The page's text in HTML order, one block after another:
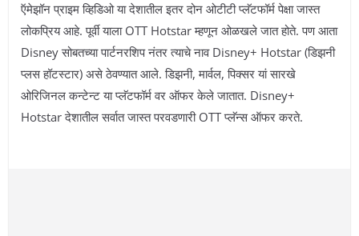
ऍमेझॉन प्राइम व्हिडिओ या देशातील इतर दोन ओटीटी प्लॅटफॉर्म पेक्षा जास्त
लोकप्रिय आहे. पूर्वी याला OTT Hotstar म्हणून ओळखले जात होते. पण आता
Disney सोबतच्या पार्टनरशिप नंतर त्याचे नाव Disney+ Hotstar (डिझनी
प्लस हॉटस्टार) असे ठेवण्यात आले. डिझनी, मार्वल, पिक्सर यां सारखे
ओरिजिनल कन्टेन्ट या प्लॅटफॉर्म वर ऑफर केले जातात. Disney+
Hotstar देशातील सर्वात जास्त परवडणारी OTT प्लॅन्स ऑफर करते.